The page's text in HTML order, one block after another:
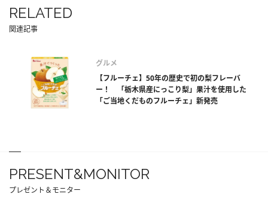
RELATED
関連記事
グルメ
【フルーチェ】50年の歴史で初の梨フレーバ
ー！ 「栃木県産にっこり梨」果汁を使用した
「ご当地くだものフルーチェ」新発売
PRESENT&MONITOR
プレゼント＆モニター